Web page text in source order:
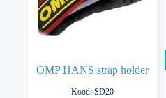
OMP HANS strap holder
Kood: SD20